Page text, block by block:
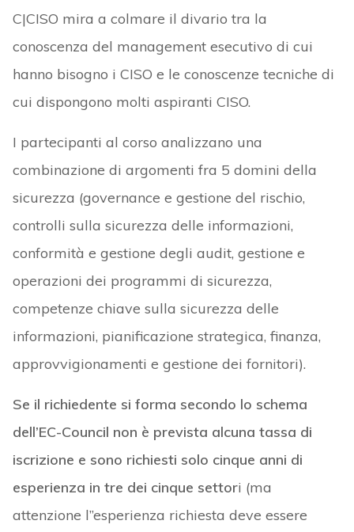
C|CISO mira a colmare il divario tra la
conoscenza del management esecutivo di cui
hanno bisogno i CISO e le conoscenze tecniche di
cui dispongono molti aspiranti CISO.
I partecipanti al corso analizzano una
combinazione di argomenti fra 5 domini della
sicurezza (governance e gestione del rischio,
controlli sulla sicurezza delle informazioni,
conformità e gestione degli audit, gestione e
operazioni dei programmi di sicurezza,
competenze chiave sulla sicurezza delle
informazioni, pianificazione strategica, finanza,
approvvigionamenti e gestione dei fornitori).
Se il richiedente si forma secondo lo schema
dell’EC-Council non è prevista alcuna tassa di
iscrizione e sono richiesti solo cinque anni di
esperienza in tre dei cinque settori (ma
attenzione l’’esperienza richiesta deve essere